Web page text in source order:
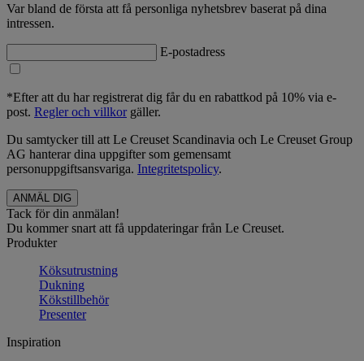
Var bland de första att få personliga nyhetsbrev baserat på dina
intressen.
E-postadress
*Efter att du har registrerat dig får du en rabattkod på 10% via e-
post. Regler och villkorgäller.
Du samtycker till att Le Creuset Scandinavia och Le Creuset Group
AG hanterar dina uppgifter som gemensamt
personuppgiftsansvariga. Integritetspolicy.
Tack för din anmälan!
Du kommer snart att få uppdateringar från Le Creuset.
Produkter
Köksutrustning
Dukning
Kökstillbehör
Presenter
Inspiration